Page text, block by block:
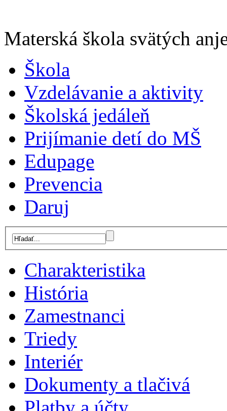
Materská škola svätých
Škola
Vzdelávanie a aktivity
Školská jedáleň
Prijímanie detí do MŠ
Edupage
Prevencia
Daruj
Charakteristika
História
Zamestnanci
Triedy
Interiér
Dokumenty a tlačivá